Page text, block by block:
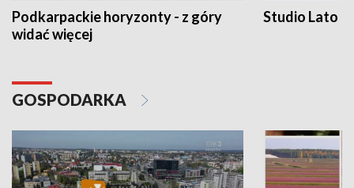
Podkarpackie horyzonty - z góry
widać więcej
Studio Lato
GOSPODARKA